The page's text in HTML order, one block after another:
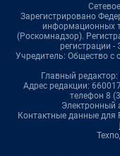
Зарегистрировано
информационных
(Роскомнадзор).
регистрации
Учредитель: Общество с
Главный
Адрес редакции:
телефон 8
Электронный
Контактные данные для